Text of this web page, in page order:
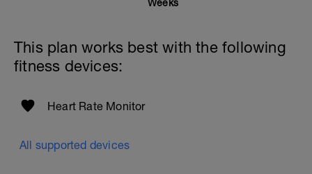
Weeks
This plan works best with the following
fitness devices:
Heart Rate Monitor
All supported devices